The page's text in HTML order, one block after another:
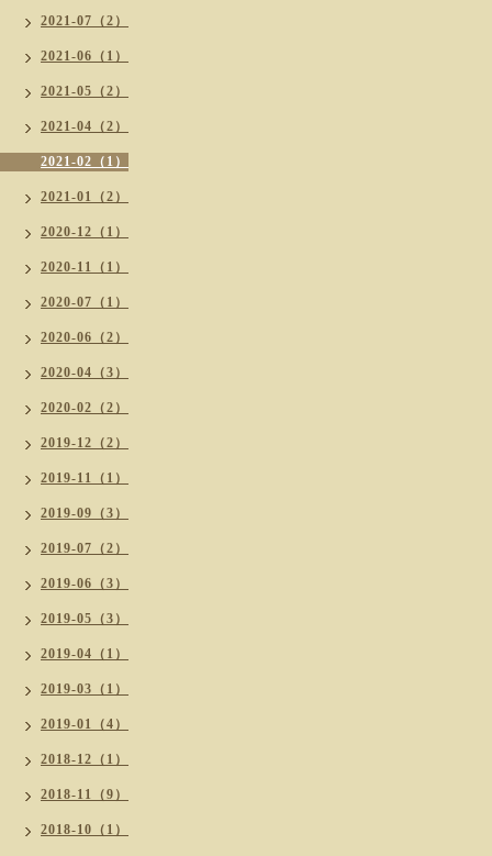
2021-07（2）
2021-06（1）
2021-05（2）
2021-04（2）
2021-02（1）
2021-01（2）
2020-12（1）
2020-11（1）
2020-07（1）
2020-06（2）
2020-04（3）
2020-02（2）
2019-12（2）
2019-11（1）
2019-09（3）
2019-07（2）
2019-06（3）
2019-05（3）
2019-04（1）
2019-03（1）
2019-01（4）
2018-12（1）
2018-11（9）
2018-10（1）